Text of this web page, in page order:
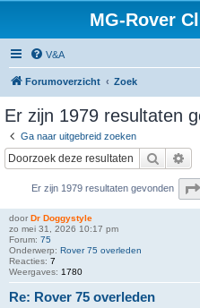
MG-Rover
V&A
Forumoverzicht Zoek
Er zijn 1979 resultaten
Ga naar uitgebreid zoeken
Zoek
Er zijn 1979 resultaten gevonden
door Dr Doggystyle
zo mei 31, 2026 10:17 pm
Forum: 75
Onderwerp: Rover 75 overleden
Reacties: 7
Weergaves: 1780
Re: Rover 75 overleden